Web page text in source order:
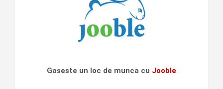
Gaseste un loc de munca cu Jooble